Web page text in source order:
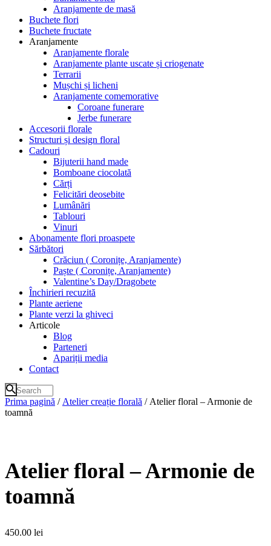
Aranjamente de masă
Buchete flori
Buchete fructate
Aranjamente
Aranjamente florale
Aranjamente plante uscate și criogenate
Terrarii
Mușchi și licheni
Aranjamente comemorative
Coroane funerare
Jerbe funerare
Accesorii florale
Structuri și design floral
Cadouri
Bijuterii hand made
Bomboane ciocolată
Cărți
Felicitări deosebite
Lumânări
Tablouri
Vinuri
Abonamente flori proaspete
Sărbători
Crăciun ( Coronițe, Aranjamente)
Paște ( Coronițe, Aranjamente)
Valentine’s Day/Dragobete
Închirieri recuzită
Plante aeriene
Plante verzi la ghiveci
Articole
Blog
Parteneri
Apariții media
Contact
Prima pagină / Atelier creație florală / Atelier floral – Armonie de
toamnă
Atelier floral – Armonie de
toamnă
450.00 lei